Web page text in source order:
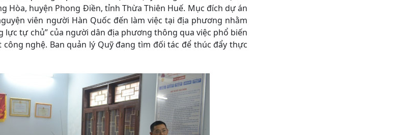
Hòa, huyện Phong Điền, tỉnh Thừa Thiên Huế. Mục đích dự án
viên người Hàn Quốc đến làm việc tại địa phương nhằm
lực tự chủ” của người dân địa phương thông qua việc phổ biến
nghệ. Ban quản lý Quỹ đang tìm đối tác để thúc đẩy thực